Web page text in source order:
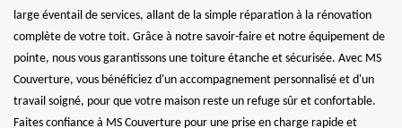
large éventail de services, allant de la simple réparation à la rénovation
complète de votre toit. Grâce à notre savoir-faire et notre équipement de
pointe, nous vous garantissons une toiture étanche et sécurisée. Avec MS
Couverture, vous bénéficiez d'un accompagnement personnalisé et d'un
travail soigné, pour que votre maison reste un refuge sûr et confortable.
Faites confiance à MS Couverture pour une prise en charge rapide et